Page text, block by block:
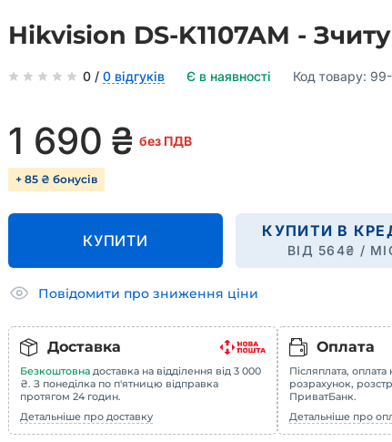
Hikvision DS-K1107AM -
0 / 0 відгуків Є в наявності Код товару:
1 690 ₴ без ПДВ
+ 85 ₴ бонусів
КУПИТИ
КУПИТИ В
ВІД 564₴ /
Повідомити про зниження ціни
Доставка
Безкоштовна доставка на відділення від 3 000
₴. З понеділка по п'ятницю відправка
протягом 24 годин.
Детальніше про доставку
Оплата
Післяплата,
розрахунок,
ПриватБанк.
Детальніше про